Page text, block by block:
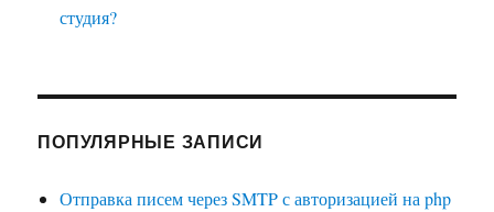
студия?
ПОПУЛЯРНЫЕ ЗАПИСИ
Отправка писем через SMTP с авторизацией на php